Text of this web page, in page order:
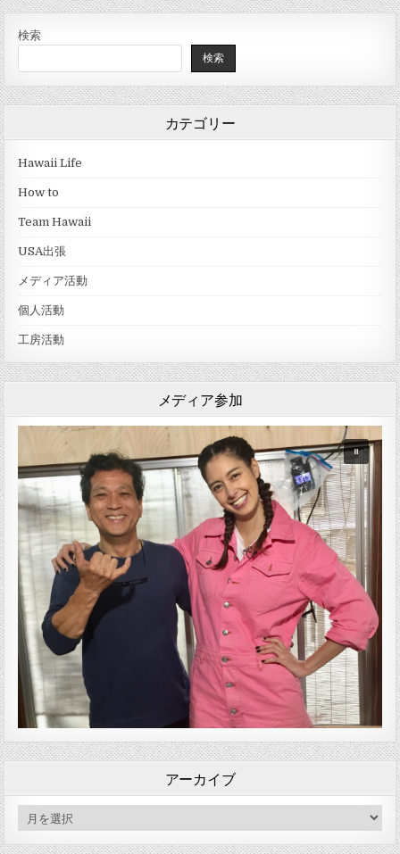
検索
検索
カテゴリー
Hawaii Life
How to
Team Hawaii
USA出張
メディア活動
個人活動
工房活動
メディア参加
アーカイブ
アーカイブ